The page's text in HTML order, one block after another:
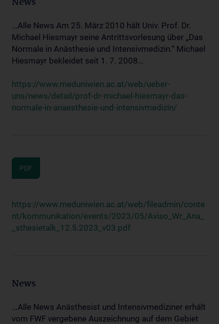
...Alle News Am 25. März 2010 hält Univ. Prof. Dr.
Michael Hiesmayr seine Antrittsvorlesung über „Das
Normale in Anästhesie und Intensivmedizin.“ Michael
Hiesmayr bekleidet seit 1. 7. 2008...
https://www.meduniwien.ac.at/web/ueber-
uns/news/detail/prof-dr-michael-hiesmayr-das-
normale-in-anaesthesie-und-intensivmedizin/
PDF
https://www.meduniwien.ac.at/web/fileadmin/conte
nt/kommunikation/events/2023/05/Aviso_Wr_Ana_
_sthesietalk_12.5.2023_v03.pdf
News
...Alle News Anästhesist und Intensivmediziner erhält
vom FWF vergebene Auszeichnung auf dem Gebiet